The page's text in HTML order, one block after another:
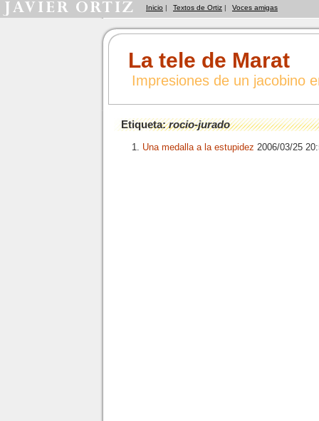
Inicio | Textos de Ortiz | Voces amigas
La tele de Marat
Impresiones de un jacobino
Etiqueta:rocio-jurado
Una medalla a la estupidez 2006/03/25